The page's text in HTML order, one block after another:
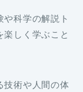
術や人間の体
用エリアもあ